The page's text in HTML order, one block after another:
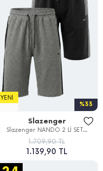
%33
YENI
Slazenger
Slazenger NANDO 2 Lİ SET...
1.709,90 TL
1.139,90 TL